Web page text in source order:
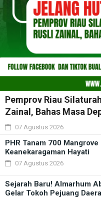
Pemprov Riau
Zainal, Bahas Masa
07 Agustus 2026
PHR Tanam 700
Keanekaragaman Hayati
07 Agustus 2026
Sejarah Baru! Almarhum
Gelar Tokoh Pejuang